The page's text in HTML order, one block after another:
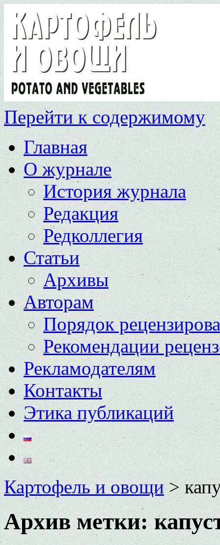
Перейти к содержимому
Главная
О журнале
История журнала
Редакция
Редколлегия
Статьи
Архивы
Авторам
Порядок
Рекомендации
Рекламодателям
Контакты
Этика публикаций
Картофель и овощи>
Архив метки: